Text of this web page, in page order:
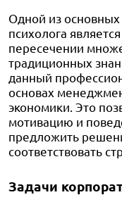
Одной из основных
психолога
пересечении
традиционных
данный
основах
экономики. Это
мотивацию и
предложить
соответствовать
Задачи